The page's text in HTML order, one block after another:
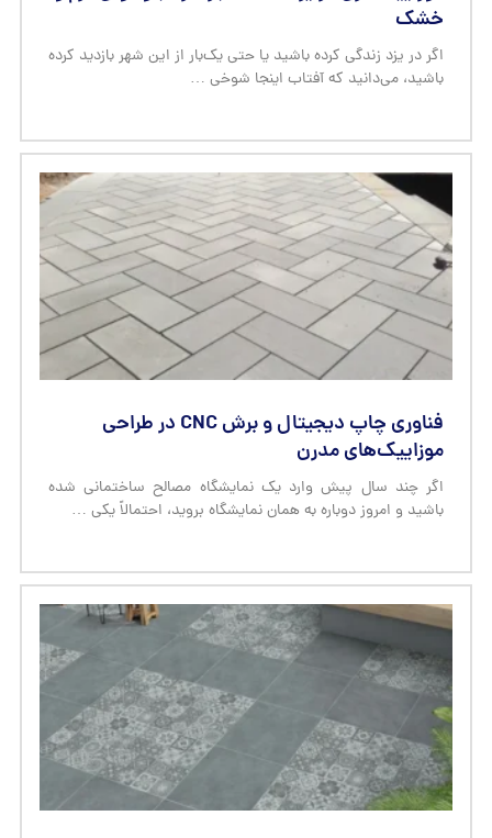
خشک
اگر در یزد زندگی کرده باشید یا حتی یک‌بار از این شهر بازدید کرده
باشید، می‌دانید که آفتاب اینجا شوخی …
فناوری چاپ دیجیتال و برش CNC در طراحی
موزاییک‌های مدرن
اگر چند سال پیش وارد یک نمایشگاه مصالح ساختمانی شده
باشید و امروز دوباره به همان نمایشگاه بروید، احتمالاً یکی …